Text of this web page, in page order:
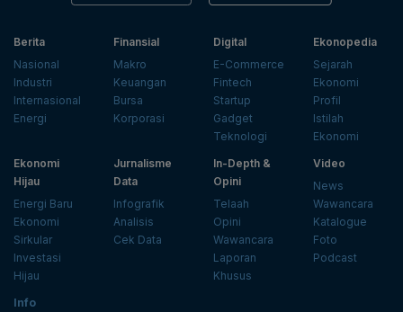
Berita
Nasional
Industri
Internasional
Energi
Finansial
Makro
Keuangan
Bursa
Korporasi
Digital
E-Commerce
Fintech
Startup
Gadget
Teknologi
Ekonopedia
Sejarah
Ekonomi
Profil
Istilah
Ekonomi
Ekonomi
Hijau
Energi Baru
Ekonomi
Sirkular
Investasi
Hijau
Jurnalisme
Data
Infografik
Analisis
Cek Data
In-Depth &
Opini
Telaah
Opini
Wawancara
Laporan
Khusus
Video
News
Wawancara
Katalogue
Foto
Podcast
Info